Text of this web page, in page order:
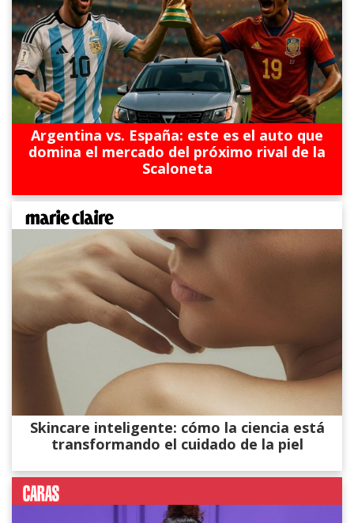
Argentina vs. España: este es el auto que
domina el mercado del próximo rival de la
Scaloneta
Skincare inteligente: cómo la ciencia está
transformando el cuidado de la piel